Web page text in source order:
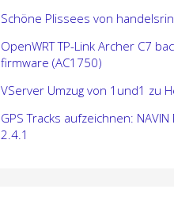
Schöne Plissees von
OpenWRT TP-Link Archer C7
firmware (AC1750)
VServer Umzug von 1und1 zu
GPS Tracks aufzeichnen:
2.4.1